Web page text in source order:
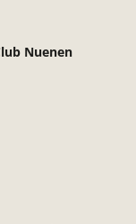
Nuenen